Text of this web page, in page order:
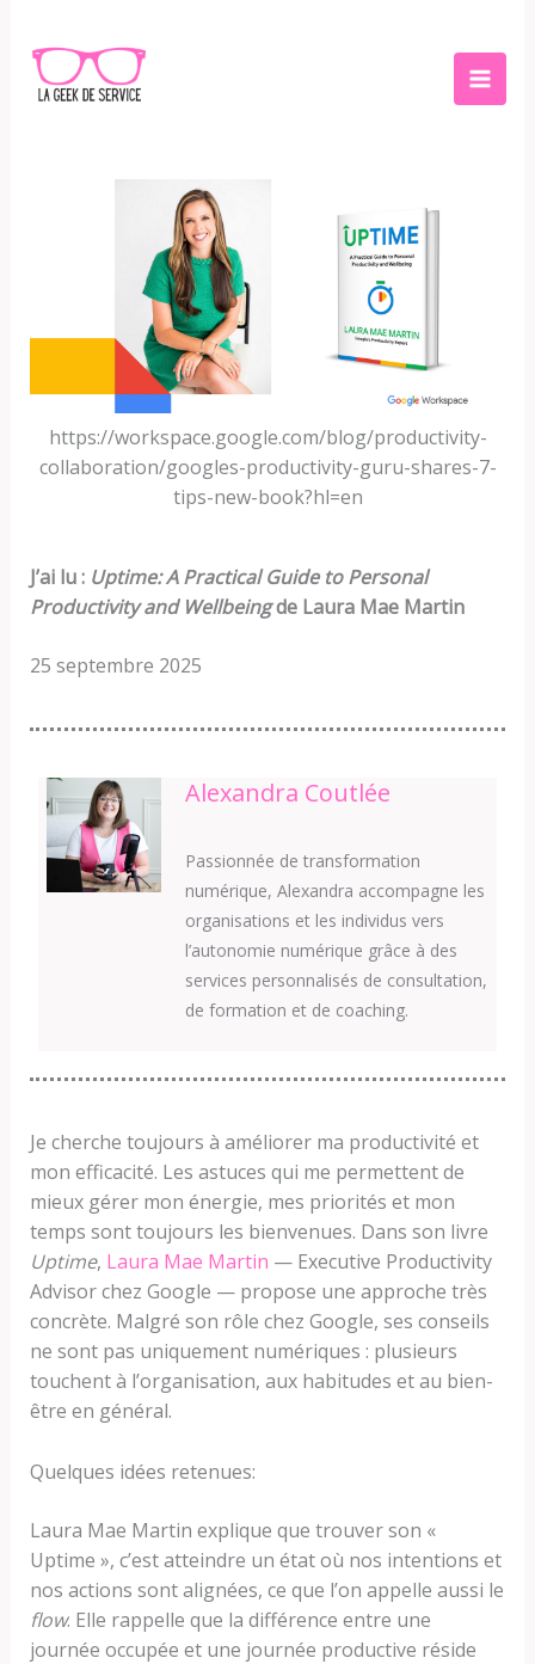
contenu
https://workspace.google.com/blog/productivity-
collaboration/googles-productivity-guru-shares-7-
tips-new-book?hl=en
J’ai lu : Uptime: A Practical Guide to Personal
Productivity and Wellbeingde Laura Mae Martin
25 septembre 2025
Alexandra Coutlée
Passionnée de transformation
numérique, Alexandra accompagne les
organisations et les individus vers
l’autonomie numérique grâce à des
services personnalisés de consultation,
de formation et de coaching.
Je cherche toujours à améliorer ma productivité et
mon efficacité. Les astuces qui me permettent de
mieux gérer mon énergie, mes priorités et mon
temps sont toujours les bienvenues. Dans son livre
Uptime, Laura Mae Martin — Executive Productivity
Advisor chez Google — propose une approche très
concrète. Malgré son rôle chez Google, ses conseils
ne sont pas uniquement numériques : plusieurs
touchent à l’organisation, aux habitudes et au bien-
être en général.
Quelques idées retenues:
Laura Mae Martin explique que trouver son «
Uptime », c’est atteindre un état où nos intentions et
nos actions sont alignées, ce que l’on appelle aussi le
flow. Elle rappelle que la différence entre une
journée occupée et une journée productive réside